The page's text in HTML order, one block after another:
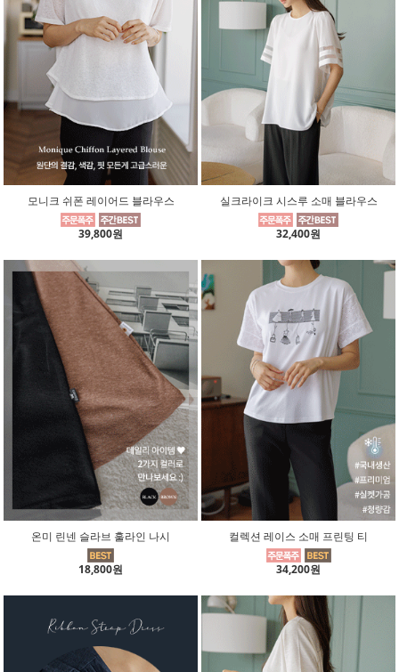
모니크 쉬폰 레이어드 블라우스
39,800원
실크라이크 시스루 소매 블라우스
32,400원
온미 린넨 슬라브 훌라인 나시
18,800원
컬렉션 레이스 소매 프린팅 티
34,200원